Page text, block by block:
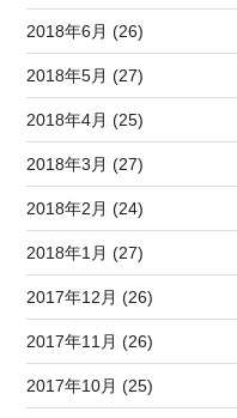
2018年6月 (26)
2018年5月 (27)
2018年4月 (25)
2018年3月 (27)
2018年2月 (24)
2018年1月 (27)
2017年12月 (26)
2017年11月 (26)
2017年10月 (25)